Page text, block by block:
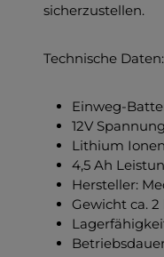
sicherzustellen.
Technische Daten:
Einweg-
12V Spannung
Lithium Ionen
4,5 Ah
Hersteller:
Gewicht ca. 2